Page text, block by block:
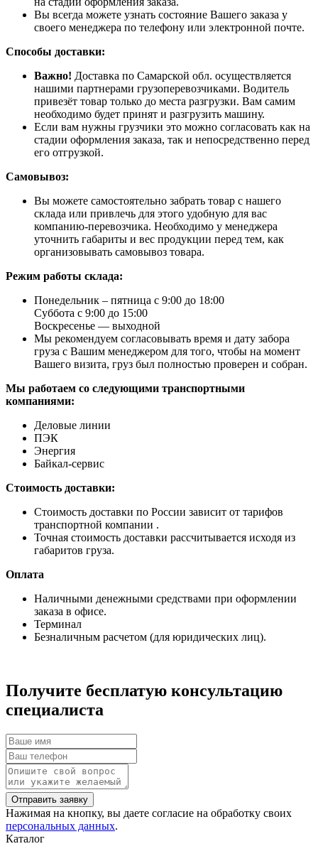
Вы всегда можете узнать состояние Вашего заказа у
своего менеджера по телефону или электронной почте.
Способы доставки:
Важно! Доставка по Самарской обл. осуществляется
нашими партнерами грузоперевозчиками. Водитель
привезёт товар только до места разгрузки. Вам самим
необходимо будет принят и разгрузить машину.
Если вам нужны грузчики это можно согласовать как на
стадии оформления заказа, так и непосредственно перед
его отгрузкой.
Самовывоз:
Вы можете самостоятельно забрать товар с нашего
склада или привлечь для этого удобную для вас
компанию-перевозчика. Необходимо у менеджера
уточнить габариты и вес продукции перед тем, как
организовывать самовывоз товара.
Режим работы склада:
Понедельник – пятница с 9:00 до 18:00
Суббота с 9:00 до 15:00
Воскресенье — выходной
Мы рекомендуем согласовывать время и дату забора
груза с Вашим менеджером для того, чтобы на момент
Вашего визита, груз был полностью проверен и собран.
Мы работаем со следующими транспортными
компаниями:
Деловые линии
ПЭК
Энергия
Байкал-сервис
Стоимость доставки:
Стоимость доставки по России зависит от тарифов
транспортной компании .
Точная стоимость доставки рассчитывается исходя из
габаритов груза.
Оплата
Наличными денежными средствами при оформлении
заказа в офисе.
Терминал
Безналичным расчетом (для юридических лиц).
Получите бесплатую консультацию
специалиста
Нажимая на кнопку, вы даете согласие на обработку своих
персональных данных.
Каталог